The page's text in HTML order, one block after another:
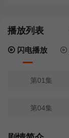
播放列表
闪电播放
第01集
第04集
第07集